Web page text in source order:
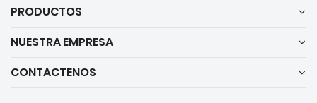
PRODUCTOS
NUESTRA EMPRESA
CONTACTENOS